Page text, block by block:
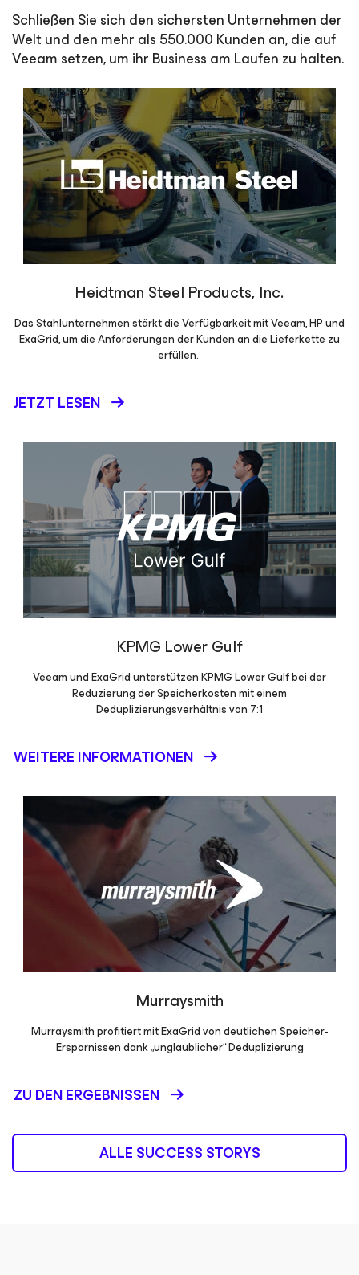
Schließen Sie sich den sichersten Unternehmen der
Welt und den mehr als 550.000 Kunden an, die auf
Veeam setzen, um ihr Business am Laufen zu halten.
Heidtman Steel Products, Inc.
Das Stahlunternehmen stärkt die Verfügbarkeit mit Veeam, HP und
ExaGrid, um die Anforderungen der Kunden an die Lieferkette zu
erfüllen.
JETZT LESEN
KPMG Lower Gulf
Veeam und ExaGrid unterstützen KPMG Lower Gulf bei der
Reduzierung der Speicherkosten mit einem
Deduplizierungsverhältnis von 7:1
WEITERE INFORMATIONEN
Murraysmith
Murraysmith profitiert mit ExaGrid von deutlichen Speicher-
Ersparnissen dank „unglaublicher“ Deduplizierung
ZU DEN ERGEBNISSEN
ALLE SUCCESS STORYS